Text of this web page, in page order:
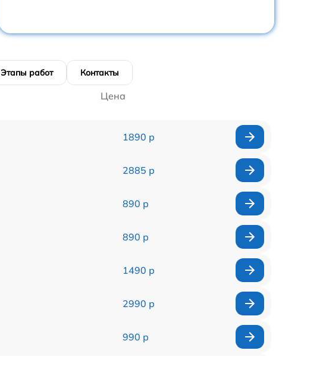
Этапы работ Контакты
Цена
1890 р
2885 р
890 р
890 р
1490 р
2990 р
990 р